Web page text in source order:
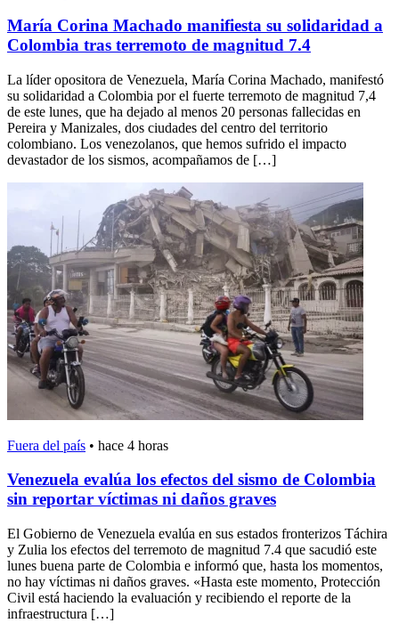
María Corina Machado manifiesta su solidaridad a
Colombia tras terremoto de magnitud 7.4
La líder opositora de Venezuela, María Corina Machado, manifestó
su solidaridad a Colombia por el fuerte terremoto de magnitud 7,4
de este lunes, que ha dejado al menos 20 personas fallecidas en
Pereira y Manizales, dos ciudades del centro del territorio
colombiano. Los venezolanos, que hemos sufrido el impacto
devastador de los sismos, acompañamos de […]
Fuera del país • hace 4 horas
Venezuela evalúa los efectos del sismo de Colombia
sin reportar víctimas ni daños graves
El Gobierno de Venezuela evalúa en sus estados fronterizos Táchira
y Zulia los efectos del terremoto de magnitud 7.4 que sacudió este
lunes buena parte de Colombia e informó que, hasta los momentos,
no hay víctimas ni daños graves. «Hasta este momento, Protección
Civil está haciendo la evaluación y recibiendo el reporte de la
infraestructura […]